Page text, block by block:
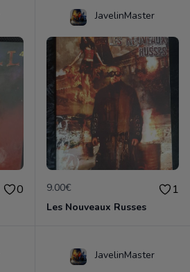
0
JavelinMaster
9.00€ 1
Les Nouveaux Russes
JavelinMaster